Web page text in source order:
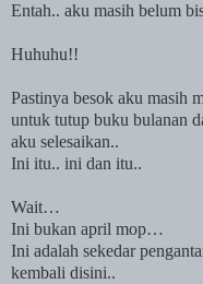
Entah.. aku masih belum
Huhuhu!!
Pastinya besok aku masih
untuk tutup buku bulanan
aku selesaikan..
Ini itu.. ini dan itu..
Wait…
Ini bukan april mop…
Ini adalah sekedar
kembali disini..